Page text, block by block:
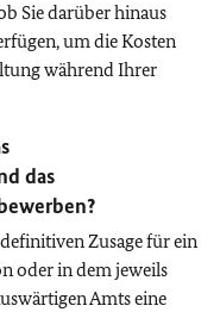
Sie darüber hinaus
um die Kosten
während Ihrer
das
Zusage für ein
oder in dem jeweils
Amts eine